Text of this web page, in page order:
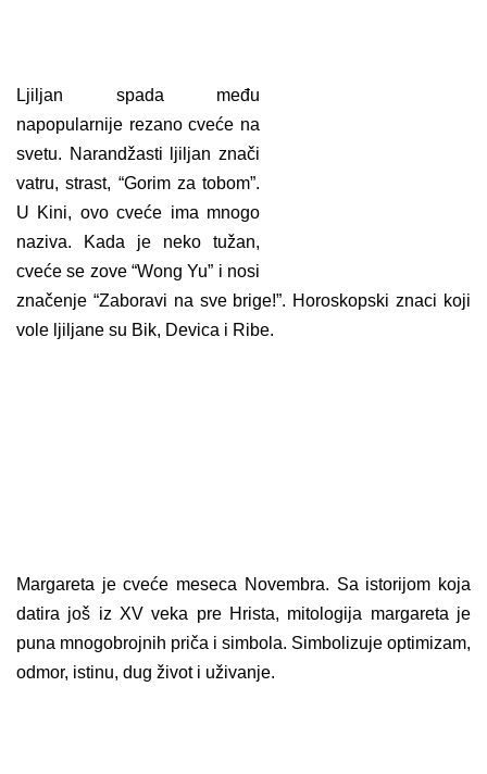
Ljiljan spada među
napopularnije rezano cveće na
svetu. Narandžasti ljiljan znači
vatru, strast, “Gorim za tobom”.
U Kini, ovo cveće ima mnogo
naziva. Kada je neko tužan,
cveće se zove “Wong Yu” i nosi
značenje “Zaboravi na sve brige!”. Horoskopski znaci koji
vole ljiljane su Bik, Devica i Ribe.
Margareta je cveće meseca Novembra. Sa istorijom koja
datira još iz XV veka pre Hrista, mitologija margareta je
puna mnogobrojnih priča i simbola. Simbolizuje optimizam,
odmor, istinu, dug život i uživanje.